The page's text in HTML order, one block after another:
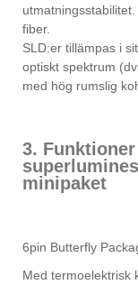
fiber.
SLD:er tillämpas i
optiskt spektrum
med hög rumslig
3.
minipaket
6pin Butterfly
Med termoelektrisk